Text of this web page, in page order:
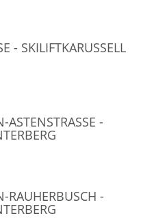
- SKILIFTKARUSSELL W
- S
RAUHERBUSCH -